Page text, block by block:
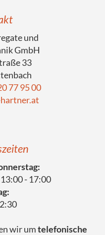
und
GmbH
33
77 95 00
- 17:00
wir umtelefonische